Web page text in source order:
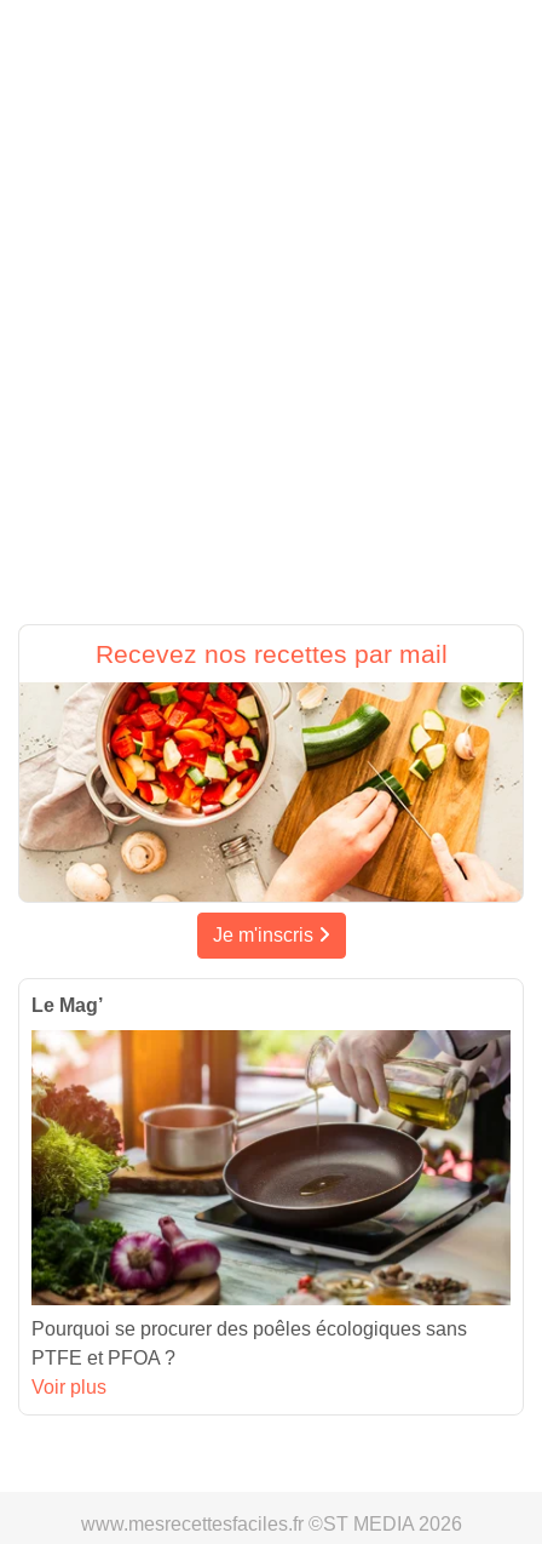
Recevez nos recettes par mail
Je m'inscris
Le Mag’
Pourquoi se procurer des poêles écologiques sans
PTFE et PFOA ?
Voir plus
www.mesrecettesfaciles.fr ©ST MEDIA 2026